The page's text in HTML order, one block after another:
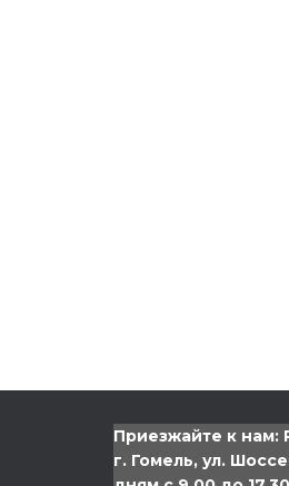
Приезжайте к нам:
г. Гомель, ул.